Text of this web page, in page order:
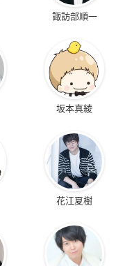
諏訪部順一
坂本真綾
花江夏樹